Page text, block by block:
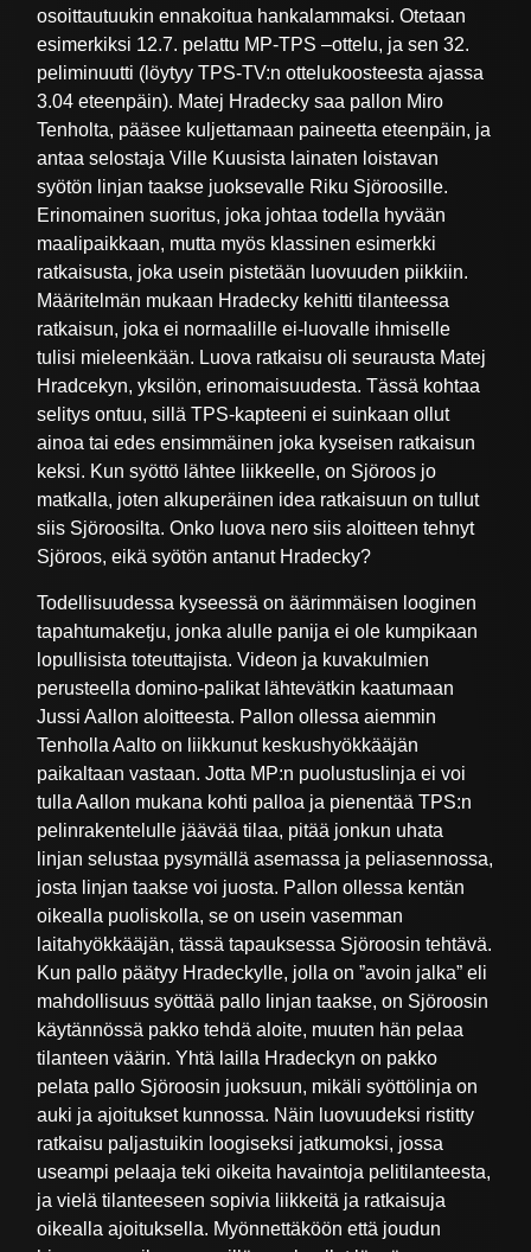
osoittautuukin ennakoitua hankalammaksi. Otetaan
esimerkiksi 12.7. pelattu MP-TPS –ottelu, ja sen 32.
peliminuutti (löytyy TPS-TV:n ottelukoosteesta ajassa
3.04 eteenpäin). Matej Hradecky saa pallon Miro
Tenholta, pääsee kuljettamaan paineetta eteenpäin, ja
antaa selostaja Ville Kuusista lainaten loistavan
syötön linjan taakse juoksevalle Riku Sjöroosille.
Erinomainen suoritus, joka johtaa todella hyvään
maalipaikkaan, mutta myös klassinen esimerkki
ratkaisusta, joka usein pistetään luovuuden piikkiin.
Määritelmän mukaan Hradecky kehitti tilanteessa
ratkaisun, joka ei normaalille ei-luovalle ihmiselle
tulisi mieleenkään. Luova ratkaisu oli seurausta Matej
Hradcekyn, yksilön, erinomaisuudesta. Tässä kohtaa
selitys ontuu, sillä TPS-kapteeni ei suinkaan ollut
ainoa tai edes ensimmäinen joka kyseisen ratkaisun
keksi. Kun syöttö lähtee liikkeelle, on Sjöroos jo
matkalla, joten alkuperäinen idea ratkaisuun on tullut
siis Sjöroosilta. Onko luova nero siis aloitteen tehnyt
Sjöroos, eikä syötön antanut Hradecky?
Todellisuudessa kyseessä on äärimmäisen looginen
tapahtumaketju, jonka alulle panija ei ole kumpikaan
lopullisista toteuttajista. Videon ja kuvakulmien
perusteella domino-palikat lähtevätkin kaatumaan
Jussi Aallon aloitteesta. Pallon ollessa aiemmin
Tenholla Aalto on liikkunut keskushyökkääjän
paikaltaan vastaan. Jotta MP:n puolustuslinja ei voi
tulla Aallon mukana kohti palloa ja pienentää TPS:n
pelinrakentelulle jäävää tilaa, pitää jonkun uhata
linjan selustaa pysymällä asemassa ja peliasennossa,
josta linjan taakse voi juosta. Pallon ollessa kentän
oikealla puoliskolla, se on usein vasemman
laitahyökkääjän, tässä tapauksessa Sjöroosin tehtävä.
Kun pallo päätyy Hradeckylle, jolla on ”avoin jalka” eli
mahdollisuus syöttää pallo linjan taakse, on Sjöroosin
käytännössä pakko tehdä aloite, muuten hän pelaa
tilanteen väärin. Yhtä lailla Hradeckyn on pakko
pelata pallo Sjöroosin juoksuun, mikäli syöttölinja on
auki ja ajoitukset kunnossa. Näin luovuudeksi ristitty
ratkaisu paljastuikin loogiseksi jatkumoksi, jossa
useampi pelaaja teki oikeita havaintoja pelitilanteesta,
ja vielä tilanteeseen sopivia liikkeitä ja ratkaisuja
oikealla ajoituksella. Myönnettäköön että joudun